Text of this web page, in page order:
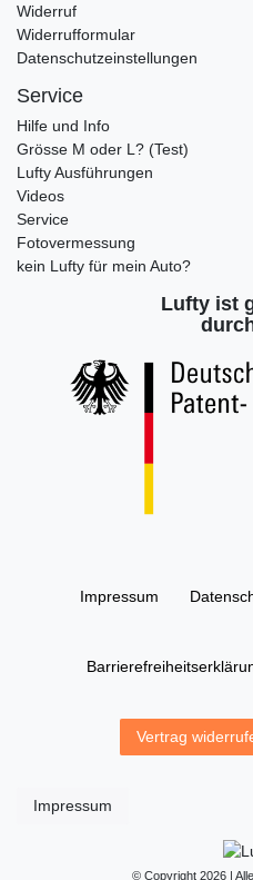
Widerruf
Widerrufformular
Datenschutzeinstellungen
Service
Hilfe und Info
Grösse M oder L? (Test)
Lufty Ausführungen
Videos
Service
Fotovermessung
kein Lufty für mein Auto?
Lufty ist
Impressum
Vertrag
Impressum
© Copyright 2026 |